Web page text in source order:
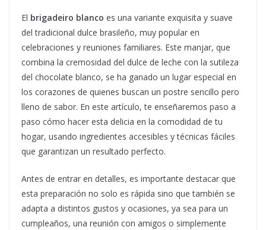
El brigadeiro blanco es una variante exquisita y suave
del tradicional dulce brasileño, muy popular en
celebraciones y reuniones familiares. Este manjar, que
combina la cremosidad del dulce de leche con la sutileza
del chocolate blanco, se ha ganado un lugar especial en
los corazones de quienes buscan un postre sencillo pero
lleno de sabor. En este artículo, te enseñaremos paso a
paso cómo hacer esta delicia en la comodidad de tu
hogar, usando ingredientes accesibles y técnicas fáciles
que garantizan un resultado perfecto.
Antes de entrar en detalles, es importante destacar que
esta preparación no solo es rápida sino que también se
adapta a distintos gustos y ocasiones, ya sea para un
cumpleaños, una reunión con amigos o simplemente